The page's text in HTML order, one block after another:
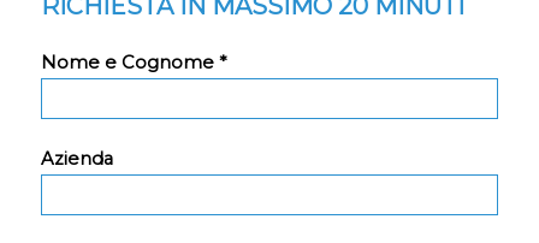
RICHIESTA IN MASSIMO 20 MINUTI
Nome e Cognome *
Azienda